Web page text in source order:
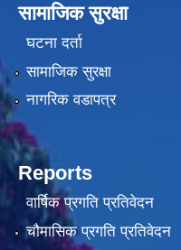
सामाजिक सुरक्षा
घटना दर्ता
सामाजिक सुरक्षा
नागरिक वडापत्र
Reports
वार्षिक प्रगति प्रतिवेदन
चौमासिक प्रगति प्रतिवेदन